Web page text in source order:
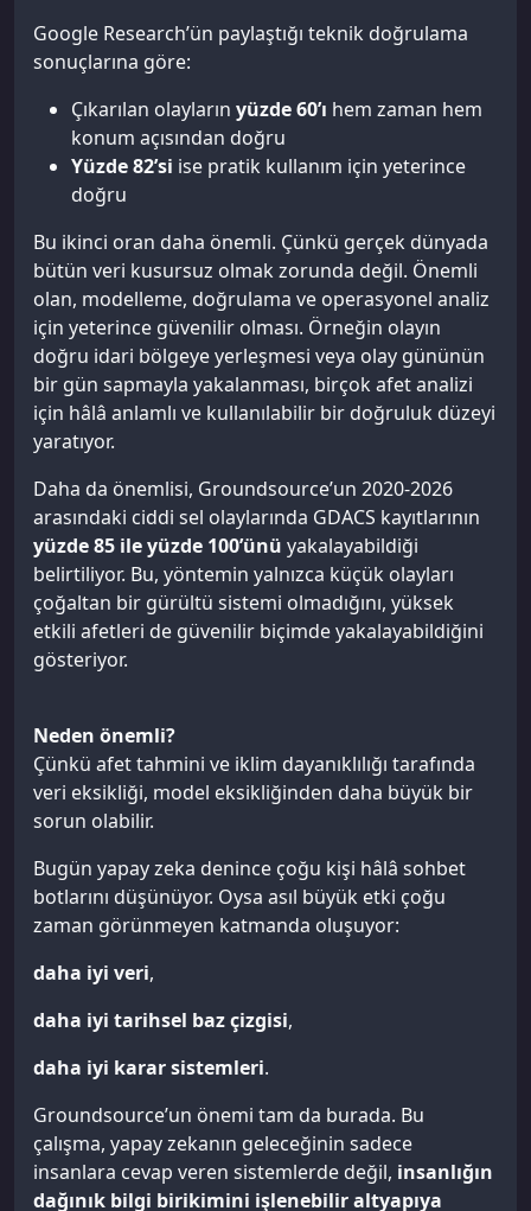
Google Research’ün paylaştığı teknik doğrulama
sonuçlarına göre:
Çıkarılan olayların yüzde 60’ı hem zaman hem
konum açısından doğru
Yüzde 82’si ise pratik kullanım için yeterince
doğru
Bu ikinci oran daha önemli. Çünkü gerçek dünyada
bütün veri kusursuz olmak zorunda değil. Önemli
olan, modelleme, doğrulama ve operasyonel analiz
için yeterince güvenilir olması. Örneğin olayın
doğru idari bölgeye yerleşmesi veya olay gününün
bir gün sapmayla yakalanması, birçok afet analizi
için hâlâ anlamlı ve kullanılabilir bir doğruluk düzeyi
yaratıyor.
Daha da önemlisi, Groundsource’un 2020-2026
arasındaki ciddi sel olaylarında GDACS kayıtlarının
yüzde 85 ile yüzde 100’ünü yakalayabildiği
belirtiliyor. Bu, yöntemin yalnızca küçük olayları
çoğaltan bir gürültü sistemi olmadığını, yüksek
etkili afetleri de güvenilir biçimde yakalayabildiğini
gösteriyor.
Neden önemli?
Çünkü afet tahmini ve iklim dayanıklılığı tarafında
veri eksikliği, model eksikliğinden daha büyük bir
sorun olabilir.
Bugün yapay zeka denince çoğu kişi hâlâ sohbet
botlarını düşünüyor. Oysa asıl büyük etki çoğu
zaman görünmeyen katmanda oluşuyor:
daha iyi veri,
daha iyi tarihsel baz çizgisi,
daha iyi karar sistemleri.
Groundsource’un önemi tam da burada. Bu
çalışma, yapay zekanın geleceğinin sadece
insanlara cevap veren sistemlerde değil, insanlığın
dağınık bilgi birikimini işlenebilir altyapıya